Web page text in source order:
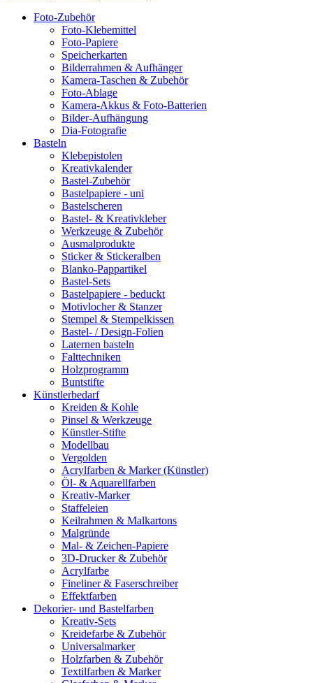
Foto-Zubehör
Foto-Klebemittel
Foto-Papiere
Speicherkarten
Bilderrahmen & Aufhänger
Kamera-Taschen & Zubehör
Foto-Ablage
Kamera-Akkus & Foto-Batterien
Bilder-Aufhängung
Dia-Fotografie
Basteln
Klebepistolen
Kreativkalender
Bastel-Zubehör
Bastelpapiere - uni
Bastelscheren
Bastel- & Kreativkleber
Werkzeuge & Zubehör
Ausmalprodukte
Sticker & Stickeralben
Blanko-Pappartikel
Bastel-Sets
Bastelpapiere - beduckt
Motivlocher & Stanzer
Stempel & Stempelkissen
Bastel- / Design-Folien
Laternen basteln
Falttechniken
Holzprogramm
Buntstifte
Künstlerbedarf
Kreiden & Kohle
Pinsel & Werkzeuge
Künstler-Stifte
Modellbau
Vergolden
Acrylfarben & Marker (Künstler)
Öl- & Aquarellfarben
Kreativ-Marker
Staffeleien
Keilrahmen & Malkartons
Malgründe
Mal- & Zeichen-Papiere
3D-Drucker & Zubehör
Acrylfarbe
Fineliner & Faserschreiber
Effektfarben
Dekorier- und Bastelfarben
Kreativ-Sets
Kreidefarbe & Zubehör
Universalmarker
Holzfarben & Zubehör
Textilfarben & Marker